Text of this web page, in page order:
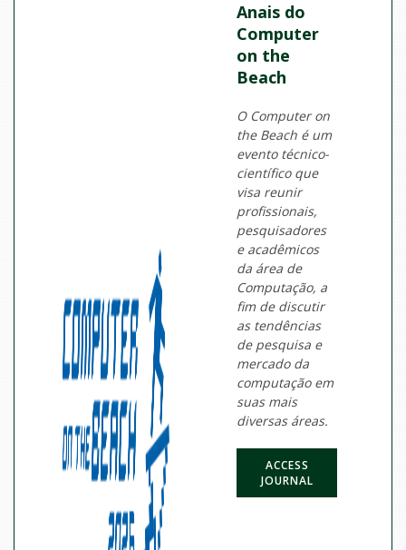
Anais do
Computer
on the
Beach
O Computer on
the Beach é um
evento técnico-
científico que
visa reunir
profissionais,
pesquisadores
e acadêmicos
da área de
Computação, a
fim de discutir
as tendências
de pesquisa e
mercado da
computação em
suas mais
diversas áreas.
ACCESS
JOURNAL